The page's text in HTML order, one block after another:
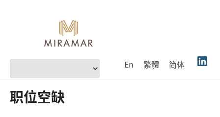
En 繁體 简体
职位空缺